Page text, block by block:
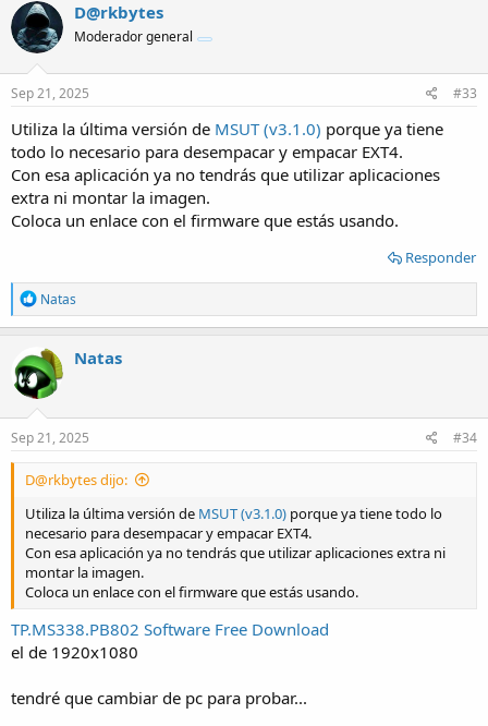
D@rkbytes
Moderador general
Sep 21, 2025 #33
Utiliza la última versión de MSUT (v3.1.0) porque ya tiene
todo lo necesario para desempacar y empacar EXT4.
Con esa aplicación ya no tendrás que utilizar aplicaciones
extra ni montar la imagen.
Coloca un enlace con el firmware que estás usando.
Responder
R
e
a
c
t
i
o
n
s
Natas
Natas
Sep 21, 2025 #34
D@rkbytes dijo:
Utiliza la última versión de MSUT (v3.1.0) porque ya tiene todo lo
necesario para desempacar y empacar EXT4.
Con esa aplicación ya no tendrás que utilizar aplicaciones extra ni
montar la imagen.
Coloca un enlace con el firmware que estás usando.
TP.MS338.PB802 Software Free Download
el de 1920x1080
tendré que cambiar de pc para probar...